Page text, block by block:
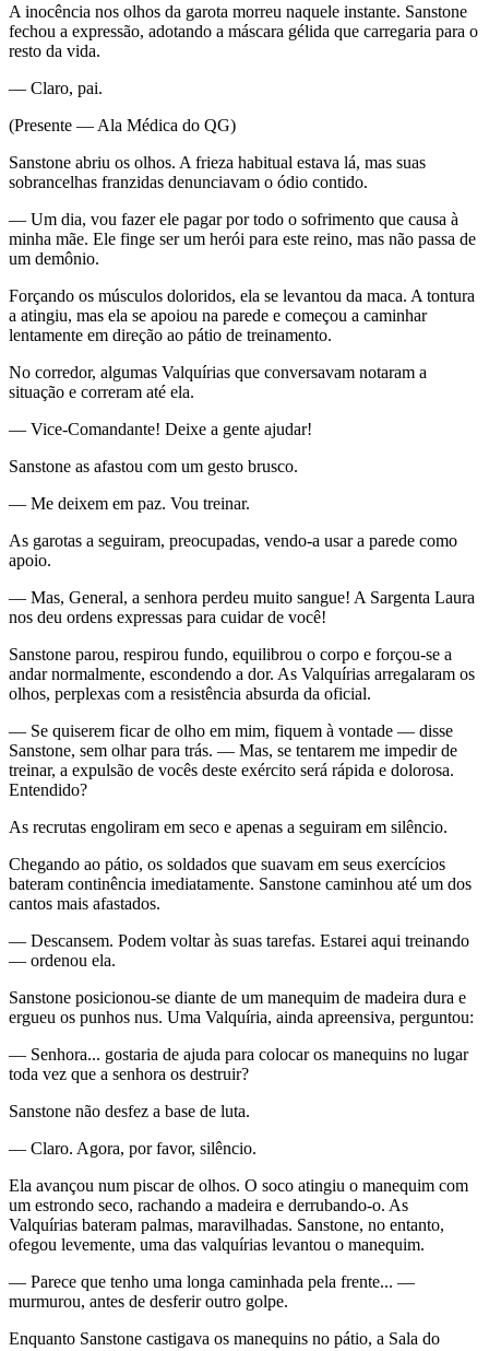
A inocência nos olhos da garota morreu naquele instante. Sanstone
fechou a expressão, adotando a máscara gélida que carregaria para o
resto da vida.
— Claro, pai.
(Presente — Ala Médica do QG)
Sanstone abriu os olhos. A frieza habitual estava lá, mas suas
sobrancelhas franzidas denunciavam o ódio contido.
— Um dia, vou fazer ele pagar por todo o sofrimento que causa à
minha mãe. Ele finge ser um herói para este reino, mas não passa de
um demônio.
Forçando os músculos doloridos, ela se levantou da maca. A tontura
a atingiu, mas ela se apoiou na parede e começou a caminhar
lentamente em direção ao pátio de treinamento.
No corredor, algumas Valquírias que conversavam notaram a
situação e correram até ela.
— Vice-Comandante! Deixe a gente ajudar!
Sanstone as afastou com um gesto brusco.
— Me deixem em paz. Vou treinar.
As garotas a seguiram, preocupadas, vendo-a usar a parede como
apoio.
— Mas, General, a senhora perdeu muito sangue! A Sargenta Laura
nos deu ordens expressas para cuidar de você!
Sanstone parou, respirou fundo, equilibrou o corpo e forçou-se a
andar normalmente, escondendo a dor. As Valquírias arregalaram os
olhos, perplexas com a resistência absurda da oficial.
— Se quiserem ficar de olho em mim, fiquem à vontade — disse
Sanstone, sem olhar para trás. — Mas, se tentarem me impedir de
treinar, a expulsão de vocês deste exército será rápida e dolorosa.
Entendido?
As recrutas engoliram em seco e apenas a seguiram em silêncio.
Chegando ao pátio, os soldados que suavam em seus exercícios
bateram continência imediatamente. Sanstone caminhou até um dos
cantos mais afastados.
— Descansem. Podem voltar às suas tarefas. Estarei aqui treinando
— ordenou ela.
Sanstone posicionou-se diante de um manequim de madeira dura e
ergueu os punhos nus. Uma Valquíria, ainda apreensiva, perguntou:
— Senhora... gostaria de ajuda para colocar os manequins no lugar
toda vez que a senhora os destruir?
Sanstone não desfez a base de luta.
— Claro. Agora, por favor, silêncio.
Ela avançou num piscar de olhos. O soco atingiu o manequim com
um estrondo seco, rachando a madeira e derrubando-o. As
Valquírias bateram palmas, maravilhadas. Sanstone, no entanto,
ofegou levemente, uma das valquírias levantou o manequim.
— Parece que tenho uma longa caminhada pela frente... —
murmurou, antes de desferir outro golpe.
Enquanto Sanstone castigava os manequins no pátio, a Sala do